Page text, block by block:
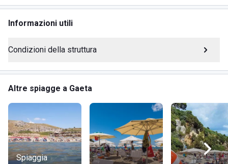
confortevole e piacevole per adulti e bambini.
Ombrelloni
Lettini
Sdraio
Docce
Chiosco bar con bibite e snack
Tavoli e sedute all’ombra
Parcheggio fronte spiaggia
Informazioni utili
Condizioni della struttura
Altre spiagge a Gaeta
Spiaggia